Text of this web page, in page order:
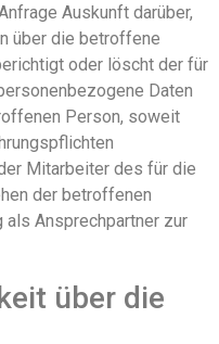
Auskunft darüber,
über die betroffene
oder löscht der für
Daten
Person, soweit
Mitarbeiter des für die
der betroffenen
als Ansprechpartner zur
über die